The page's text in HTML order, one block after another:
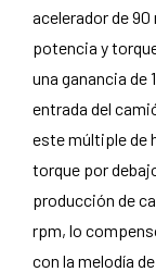
acelerador de
potencia y
una ganancia de
entrada del
este múltiple de
torque por
producción de
rpm, lo
con la melodía